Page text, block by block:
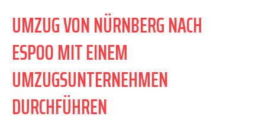
UMZUG VON NÜRNBERG NACH
ESPOO MIT EINEM
UMZUGSUNTERNEHMEN
DURCHFÜHREN